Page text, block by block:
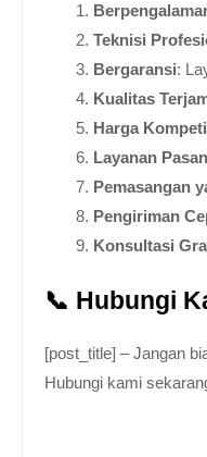
Teknisi
Bergaransi:
Kualitas
Harga
Layanan
Pemasangan
Pengiriman
Konsultasi
📞 Hubungi
[post_title] – Jangan
Hubungi kami